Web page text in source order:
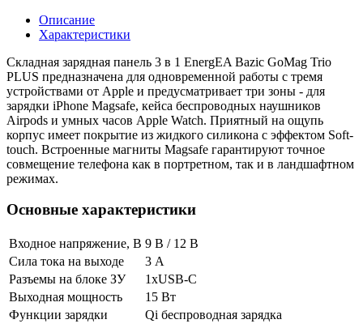
Описание
Характеристики
Складная зарядная панель 3 в 1 EnergEA Bazic GoMag Trio
PLUS предназначена для одновременной работы с тремя
устройствами от Apple и предусматривает три зоны - для
зарядки iPhone Magsafe, кейса беспроводных наушников
Airpods и умных часов Apple Watch. Приятный на ощупь
корпус имеет покрытие из жидкого силикона с эффектом Soft-
touch. Встроенные магниты Magsafe гарантируют точное
совмещение телефона как в портретном, так и в ландшафтном
режимах.
Основные характеристики
Входное напряжение, В 9 В / 12 В
Сила тока на выходе
3 А
Разъемы на блоке ЗУ
1xUSB-C
Выходная мощность
15 Вт
Функции зарядки
Qi беспроводная зарядка